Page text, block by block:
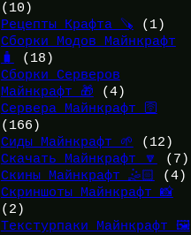
(10)
Рецепты Крафта 🪚 (1)
Сборки Модов Майнкрафт
🧳
(18)
Сборки Серверов
Майнкрафт 🎁 (4)
Сервера Майнкрафт 🛜
(166)
Сиды Майнкрафт 🌱
(12)
Скачать Майнкрафт 🔽
(7)
Скины Майнкрафт 🤹🏻
(4)
Скриншоты Майнкрафт 📸
(2)
Текстурпаки Майнкрафт 🖼️